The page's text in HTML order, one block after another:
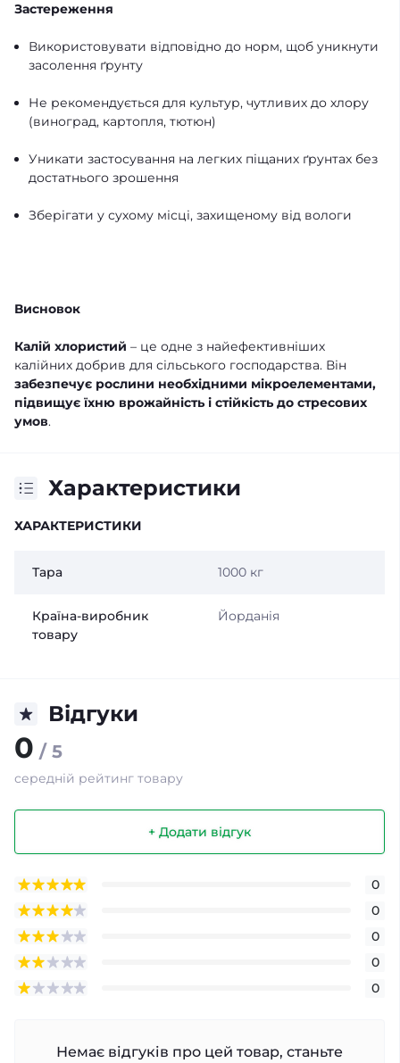
Застереження
Використовувати відповідно до норм, щоб уникнути
засолення ґрунту
Не рекомендується для культур, чутливих до хлору
(виноград, картопля, тютюн)
Уникати застосування на легких піщаних ґрунтах без
достатнього зрошення
Зберігати у сухому місці, захищеному від вологи
Висновок
Калій хлористий – це одне з найефективніших
калійних добрив для сільського господарства. Він
забезпечує рослини необхідними мікроелементами,
підвищує їхню врожайність і стійкість до стресових
умов.
Характеристики
ХАРАКТЕРИСТИКИ
Тара 1000 кг
Країна-виробник
товару
Йорданія
Відгуки
0 / 5
середній рейтинг товару
+ Додати відгук
0
0
0
0
0
Немає відгуків про цей товар, станьте